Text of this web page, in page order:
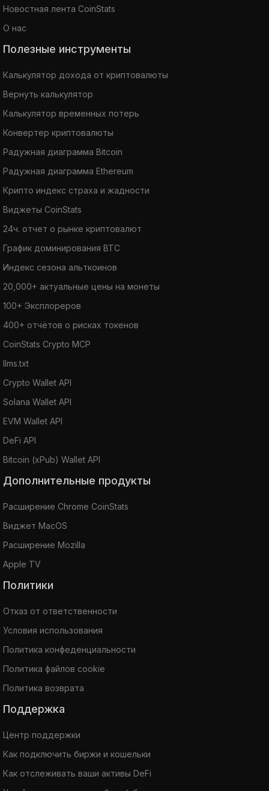
Новостная лента CoinStats
О нас
Полезные инструменты
Калькулятор дохода от криптовалюты
Вернуть калькулятор
Калькулятор временных потерь
Конвертер криптовалюты
Радужная диаграмма Bitcoin
Радужная диаграмма Ethereum
Крипто индекс страха и жадности
Виджеты CoinStats
24ч. отчет о рынке криптовалют
График доминирования BTC
Индекс сезона альткоинов
20,000+ актуальные цены на монеты
100+ Эксплореров
400+ отчётов о рисках токенов
CoinStats Crypto MCP
llms.txt
Crypto Wallet API
Solana Wallet API
EVM Wallet API
DeFi API
Bitcoin (xPub) Wallet API
Дополнительные продукты
Расширение Chrome CoinStats
Виджет MacOS
Расширение Mozilla
Apple TV
Политики
Отказ от ответственности
Условия использования
Политика конфеденциальности
Политика файлов cookie
Политика возврата
Поддержка
Центр поддержки
Как подключить биржи и кошельки
Как отслеживать ваши активы DeFi